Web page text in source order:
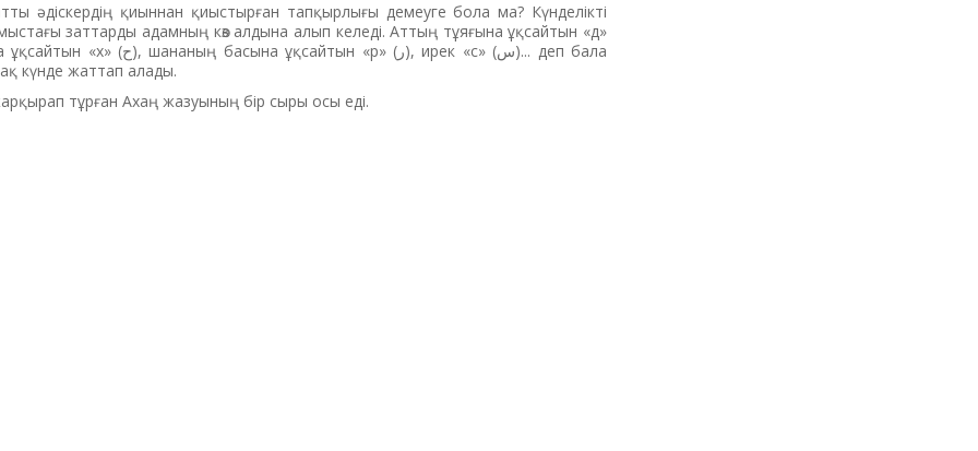
әдіскердің қиыннан қиыстырған тапқырлығы демеуге бола ма? Күнделікті
заттарды адамның көз алдына алып келеді. Аттың тұяғына ұқсайтын «д»
күнде жаттап алады.
тұрған Ахаң жазуының бір сыры осы еді.